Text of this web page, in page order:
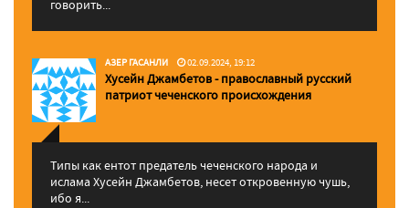
говорить...
АЗЕР ГАСАНЛИ 02.09.2024, 19:12
Хусейн Джамбетов - православный русский
патриот чеченского происхождения
Типы как ентот предатель чеченского народа и
ислама Хусейн Джамбетов, несет откровенную чушь,
ибо я...